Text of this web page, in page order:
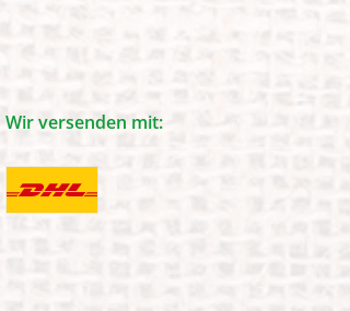
Wir versenden mit: